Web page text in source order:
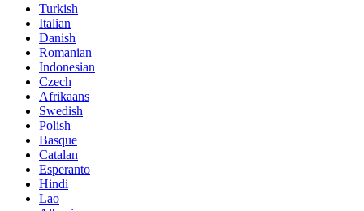
Turkish
Italian
Danish
Romanian
Indonesian
Czech
Afrikaans
Swedish
Polish
Basque
Catalan
Esperanto
Hindi
Lao